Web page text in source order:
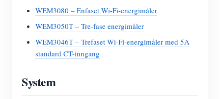
WEM3080 – Enfaset Wi-Fi-energimåler
WEM3050T – Tre-fase energimåler
WEM3046T – Trefaset Wi-Fi-energimåler med 5A
standard CT-inngang
System